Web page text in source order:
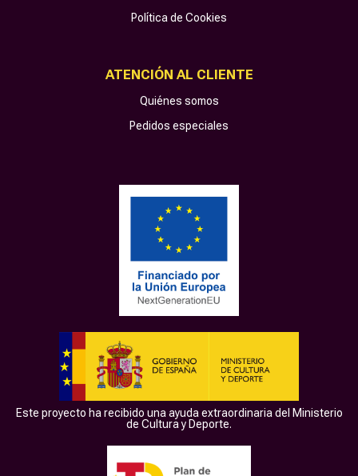
Política de Cookies
ATENCIÓN AL CLIENTE
Quiénes somos
Pedidos especiales
Este proyecto ha recibido una ayuda extraordinaria del Ministerio
de Cultura y Deporte.